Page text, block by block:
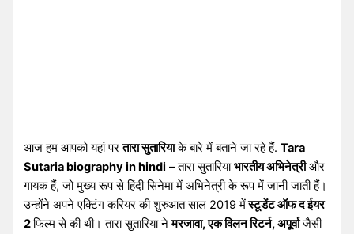
आज हम आपको यहां परतारा सुतारियाके बारे में बताने जा रहे हैं.Tara
Sutaria biography in hindi – तारा सुतारियाभारतीय अभिनेत्रीऔर
गायक हैं, जो मुख्य रूप से हिंदी सिनेमा में अभिनेत्री के रूप में जानी जाती हैं।
उन्होंने अपने एक्टिंग करियर की शुरुआत साल 2019 मेंस्टूडेंट ऑफ द ईयर
2फिल्म से की थी। तारा सुतारिया नेमरजावा, एक विलन रिटर्न, अपूर्वाजैसी